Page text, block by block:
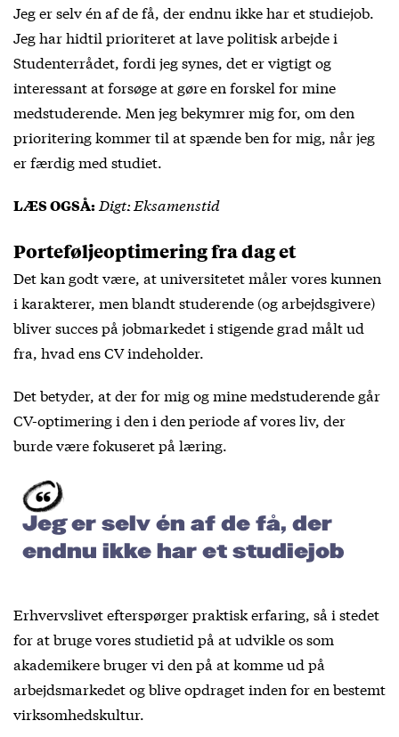
Jeg er selv én af de få, der endnu ikke har et studiejob.
Jeg har hidtil prioriteret at lave politisk arbejde i
Studenterrådet, fordi jeg synes, det er vigtigt og
interessant at forsøge at gøre en forskel for mine
medstuderende. Men jeg bekymrer mig for, om den
prioritering kommer til at spænde ben for mig, når jeg
er færdig med studiet.
LÆS OGSÅ: Digt: Eksamenstid
Porteføljeoptimering fra dag et
Det kan godt være, at universitetet måler vores kunnen
i karakterer, men blandt studerende (og arbejdsgivere)
bliver succes på jobmarkedet i stigende grad målt ud
fra, hvad ens CV indeholder.
Det betyder, at der for mig og mine medstuderende går
CV-optimering i den i den periode af vores liv, der
burde være fokuseret på læring.
Jeg er selv én af de få, der
endnu ikke har et studiejob
Erhvervslivet efterspørger praktisk erfaring, så i stedet
for at bruge vores studietid på at udvikle os som
akademikere bruger vi den på at komme ud på
arbejdsmarkedet og blive opdraget inden for en bestemt
virksomhedskultur.